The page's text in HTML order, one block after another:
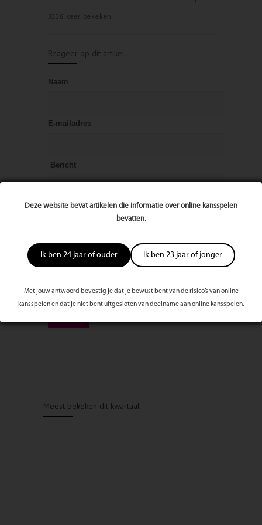
Deze website bevat artikelen die informatie over online kansspelen
bevatten.
Ik ben 24 jaar of ouder Ik ben 23 jaar of jonger
Met jouw antwoord bevestig je dat je bewust bent van de risico’s van online
kansspelen en dat je niet bent uitgesloten van deelname aan online kansspelen.
3336 keer bekeken
Reageer op dit artikel
Naam
E-mailadres
Bericht
Meest bekeken dit kwartaal